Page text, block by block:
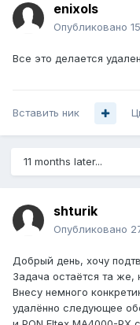
enixols
Опубликовано
Все это делается
Вставить ник
11 months later...
shturik
Опубликовано
Добрый день, хочу
Задача остаётся та же,
Внесу немного
удалённо следующее